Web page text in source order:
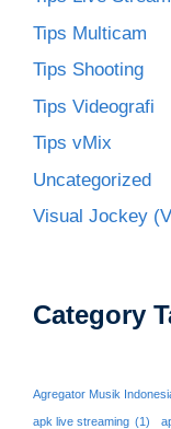
Tips Multicam
Tips Shooting
Tips Videografi
Tips vMix
Uncategorized
Visual Jockey
Category
Agregator Musik
apk live streaming (1)